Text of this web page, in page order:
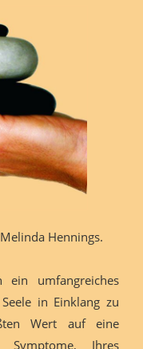
Hennings.
ein umfangreiches
in Einklang zu
Wert auf eine
Symptome, Ihres